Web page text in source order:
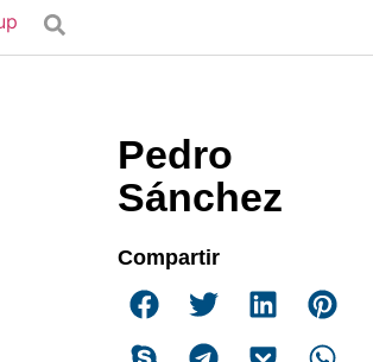
Pedro
Sánchez
Compartir